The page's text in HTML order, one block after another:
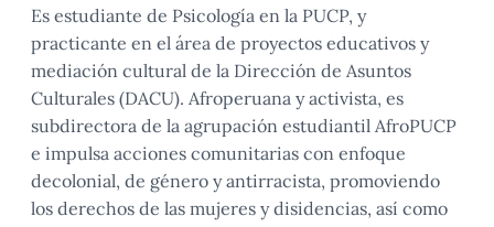
Es estudiante de Psicología en la PUCP, y
practicante en el área de proyectos educativos y
mediación cultural de la Dirección de Asuntos
Culturales (DACU). Afroperuana y activista, es
subdirectora de la agrupación estudiantil AfroPUCP
e impulsa acciones comunitarias con enfoque
decolonial, de género y antirracista, promoviendo
los derechos de las mujeres y disidencias, así como